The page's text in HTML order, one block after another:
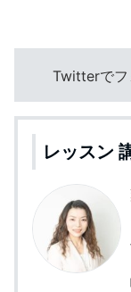
Twitterでフ
レッスン